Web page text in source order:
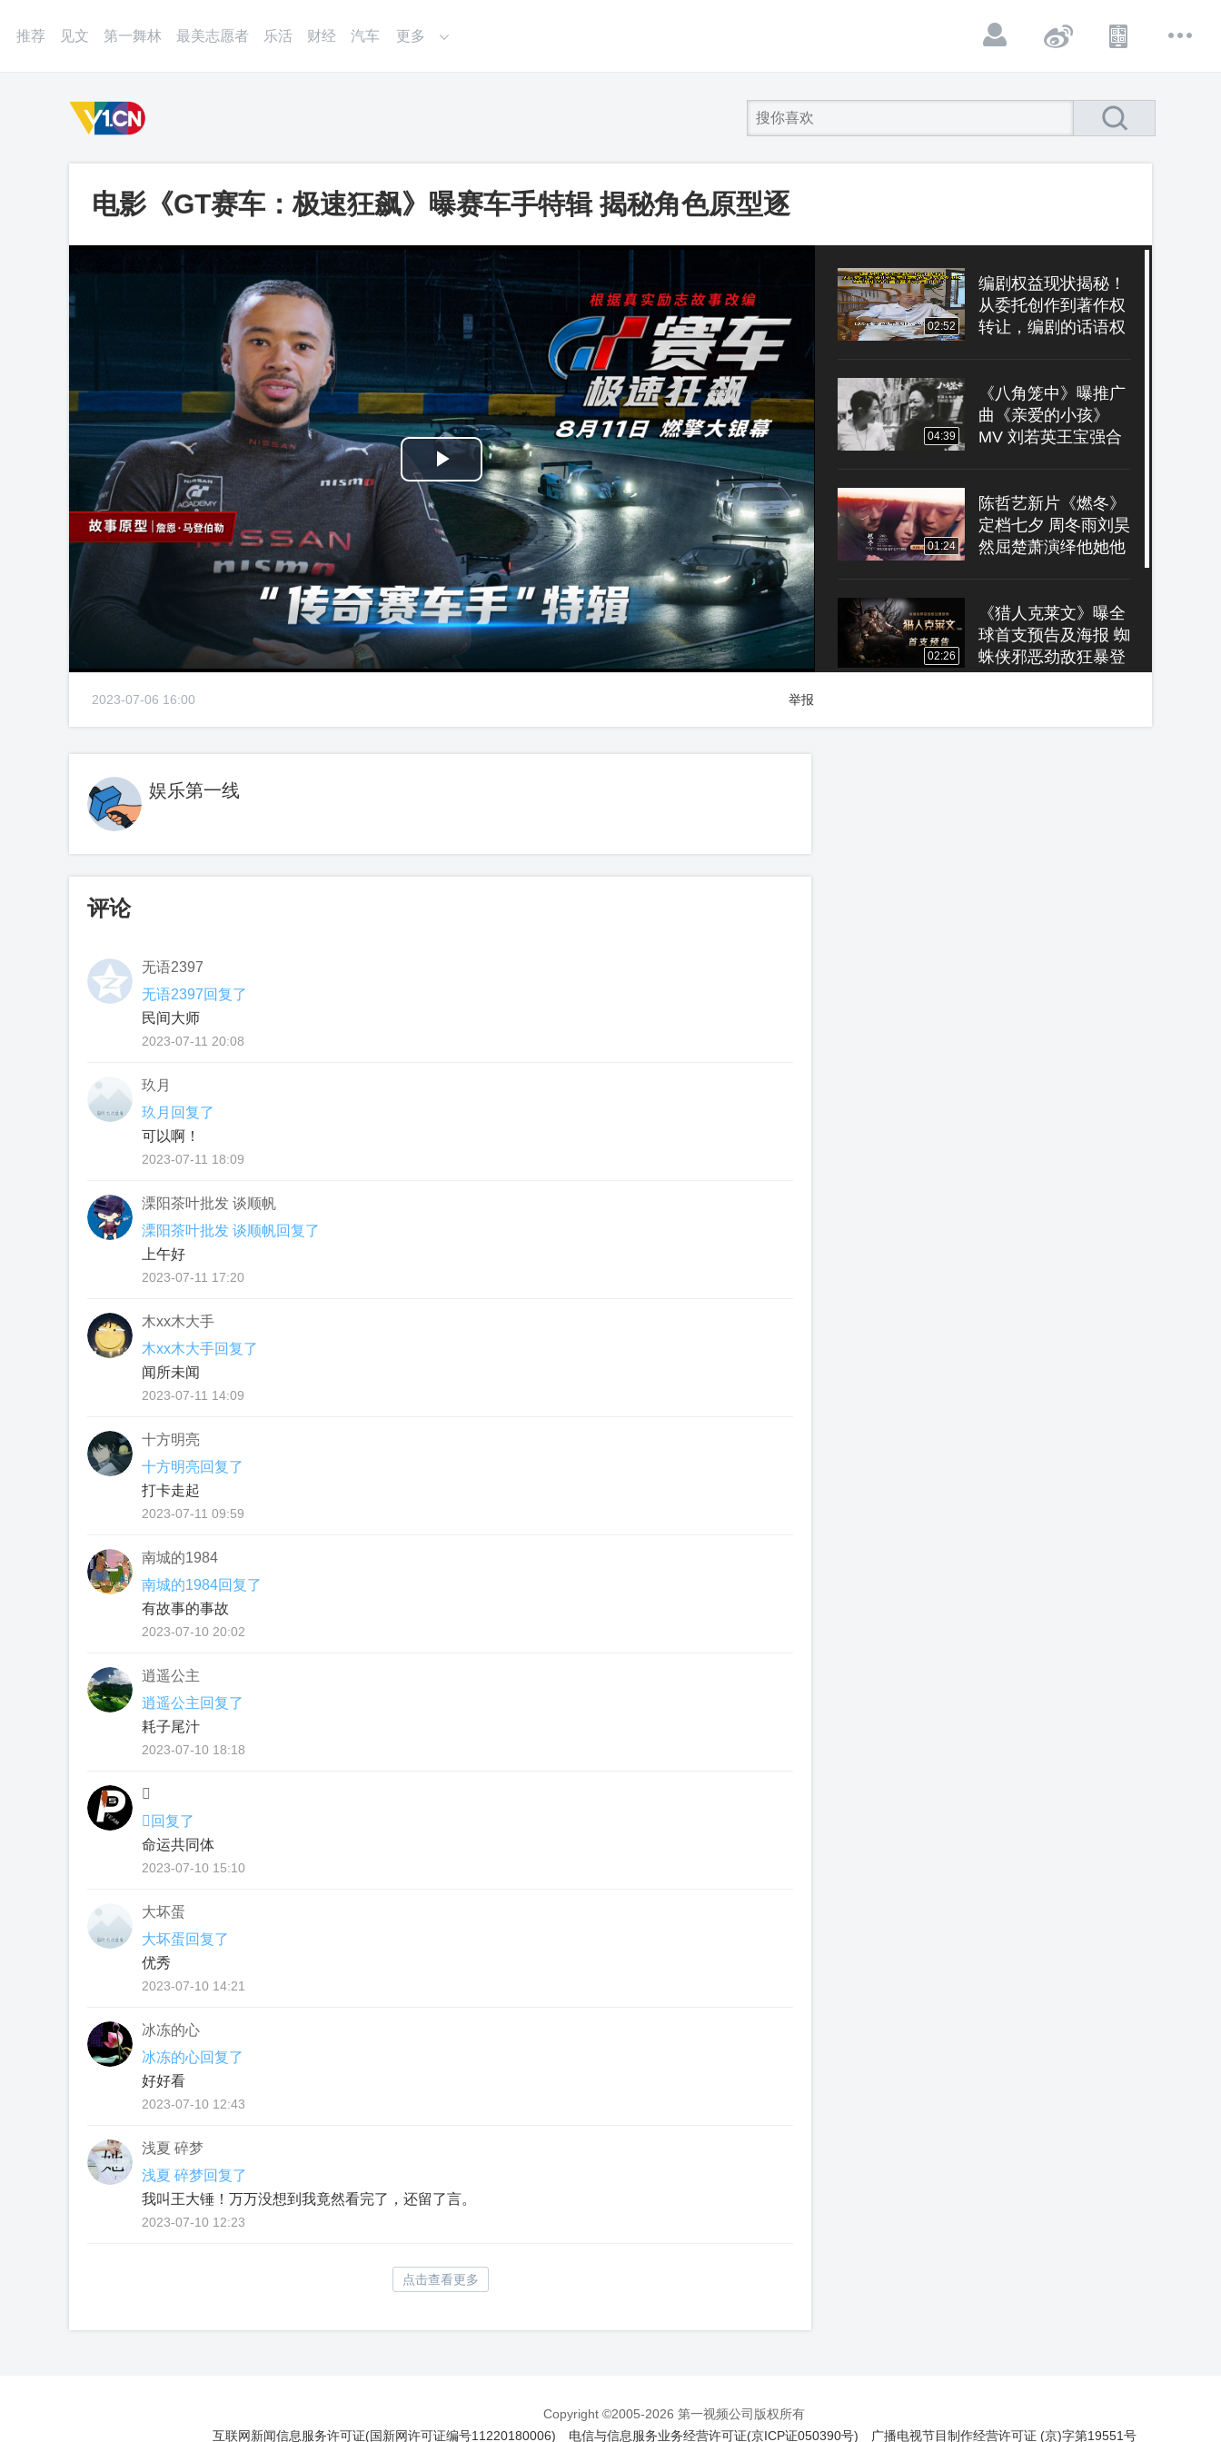
推荐 见文 第一舞林 最美志愿者 乐活 财经 汽车 更多
电影《GT赛车：极速狂飙》曝赛车手特辑 揭秘角色原型逐
梦故事_第一视频
Play
Video
02:52
编剧权益现状揭秘！
从委托创作到著作权
转让，编剧的话语权
04:39
《八角笼中》曝推广
曲《亲爱的小孩》
MV 刘若英王宝强合
01:24
陈哲艺新片《燃冬》
定档七夕 周冬雨刘昊
然屈楚萧演绎他她他
02:26
《猎人克莱文》曝全
球首支预告及海报 蜘
蛛侠邪恶劲敌狂暴登
《故乡，别来无恙》
2023-07-06 16:00 举报
娱乐第一线
评论
无语2397
无语2397回复了
民间大师
2023-07-11 20:08
玖月
玖月回复了
可以啊！
2023-07-11 18:09
溧阳茶叶批发 谈顺帆
溧阳茶叶批发 谈顺帆回复了
上午好
2023-07-11 17:20
木xx木大手
木xx木大手回复了
闻所未闻
2023-07-11 14:09
十方明亮
十方明亮回复了
打卡走起
2023-07-11 09:59
南城的1984
南城的1984回复了
有故事的事故
2023-07-10 20:02
逍遥公主
逍遥公主回复了
耗子尾汁
2023-07-10 18:18

回复了
命运共同体
2023-07-10 15:10
大坏蛋
大坏蛋回复了
优秀
2023-07-10 14:21
冰冻的心
冰冻的心回复了
好好看
2023-07-10 12:43
浅夏 碎梦
浅夏 碎梦回复了
我叫王大锤！万万没想到我竟然看完了，还留了言。
2023-07-10 12:23
点击查看更多
Copyright ©2005-2026 第一视频公司版权所有
互联网新闻信息服务许可证(国新网许可证编号11220180006)
电信与信息服务业务经营许可证(京ICP证050390号) 广播电视节目制作经营许可证 (京)字第19551号